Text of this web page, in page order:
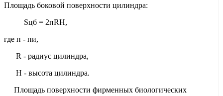
Площадь боковой поверхности цилиндра:
Sцб = 2пRH,
где п - пи,
R - радиус цилиндра,
H - высота цилиндра.
Площадь поверхности фирменных биологических